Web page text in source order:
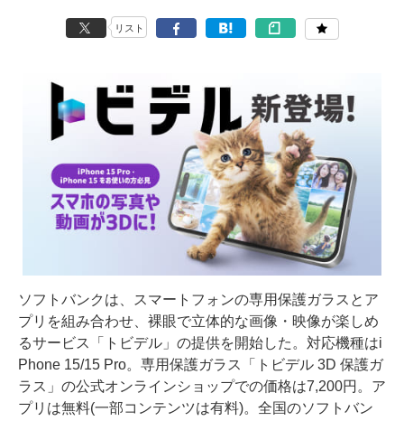
リスト
ソフトバンクは、スマートフォンの専用保護ガラスとア
プリを組み合わせ、裸眼で立体的な画像・映像が楽しめ
るサービス「トビデル」の提供を開始した。対応機種はi
Phone 15/15 Pro。専用保護ガラス「トビデル 3D 保護ガ
ラス」の公式オンラインショップでの価格は7,200円。ア
プリは無料(一部コンテンツは有料)。全国のソフトバン